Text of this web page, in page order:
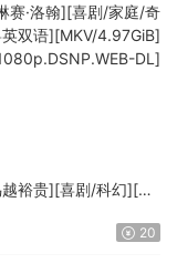
赛·洛翰][喜剧/家庭/奇
双语][MKV/4.97GiB]
DL]
裕贵][喜剧/科幻][中
20